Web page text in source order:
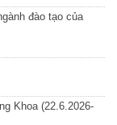
đào tạo của
Khoa (22.6.2026-